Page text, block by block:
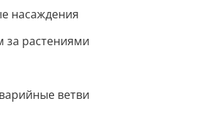
насаждения
за растениями
ветви